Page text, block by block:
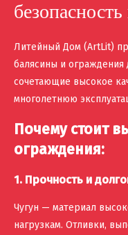
Литейный Дом (ArtLit)
балясины и
сочетающие высокое
многолетнюю
Почему стоит
ограждения:
1. Прочность и
Чугун — материал
нагрузкам. Отливки,